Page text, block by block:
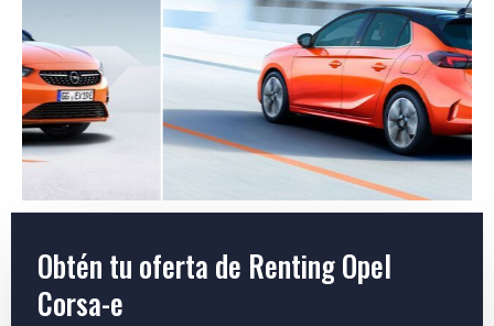
Obtén tu oferta de Renting Opel
Corsa-e